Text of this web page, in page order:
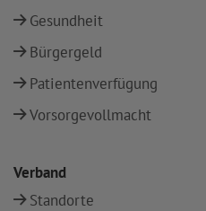
Gesundheit
Bürgergeld
Patientenverfügung
Vorsorgevollmacht
Verband
Standorte